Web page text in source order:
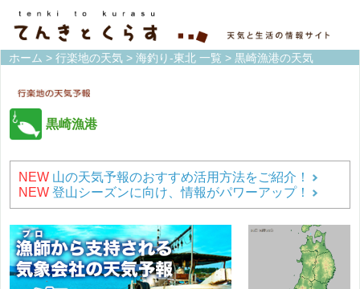
ホーム > 行楽地の天気 > 海釣り-東北 一覧 > 黒崎漁港の天気
黒崎漁港
NEW 山の天気予報のおすすめ活用方法をご紹介！
NEW 登山シーズンに向け、情報がパワーアップ！